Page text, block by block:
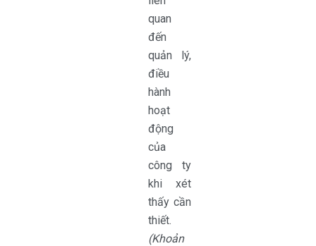
quan
đến
quản lý,
điều
hành
hoạt
động
của
công ty
khi xét
thấy cần
thiết.
(Khoản